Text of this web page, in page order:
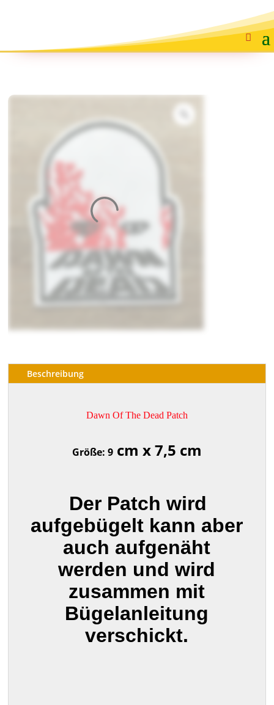
Beschreibung
Dawn Of The Dead Patch
Größe: 9cm x 7,5 cm
Der Patch wird
aufgebügelt kann aber
auch aufgenäht
werden und wird
zusammen mit
Bügelanleitung
verschickt.